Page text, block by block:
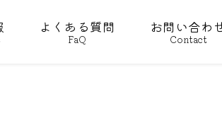
よくある質問
FaQ
お問い合わ
Contact